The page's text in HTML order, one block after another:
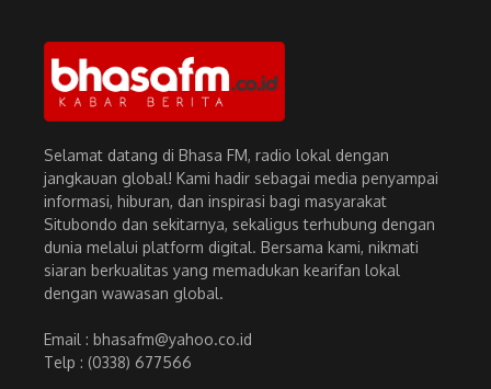
Selamat datang di Bhasa FM, radio lokal dengan
jangkauan global! Kami hadir sebagai media penyampai
informasi, hiburan, dan inspirasi bagi masyarakat
Situbondo dan sekitarnya, sekaligus terhubung dengan
dunia melalui platform digital. Bersama kami, nikmati
siaran berkualitas yang memadukan kearifan lokal
dengan wawasan global.
Email : bhasafm@yahoo.co.id
Telp : (0338) 677566